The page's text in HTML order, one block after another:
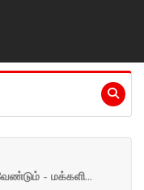
- மக்களி...